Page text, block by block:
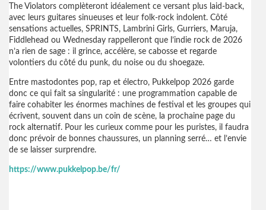
The Violators complèteront idéalement ce versant plus laid-back,
avec leurs guitares sinueuses et leur folk-rock indolent. Côté
sensations actuelles, SPRINTS, Lambrini Girls, Gurriers, Maruja,
Fiddlehead ou Wednesday rappelleront que l’indie rock de 2026
n’a rien de sage : il grince, accélère, se cabosse et regarde
volontiers du côté du punk, du noise ou du shoegaze.
Entre mastodontes pop, rap et électro, Pukkelpop 2026 garde
donc ce qui fait sa singularité : une programmation capable de
faire cohabiter les énormes machines de festival et les groupes qui
écrivent, souvent dans un coin de scène, la prochaine page du
rock alternatif. Pour les curieux comme pour les puristes, il faudra
donc prévoir de bonnes chaussures, un planning serré… et l’envie
de se laisser surprendre.
https://www.pukkelpop.be/fr/